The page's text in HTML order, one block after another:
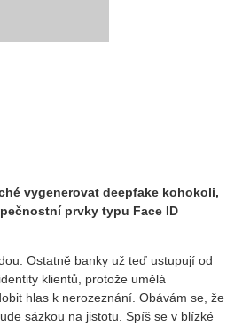
vygenerovat deepfake kohokoli,
prvky typu Face ID
Ostatně banky už teď ustupují od
klientů, protože umělá
hlas k nerozeznání. Obávám se, že
sázkou na jistotu. Spíš se v blízké